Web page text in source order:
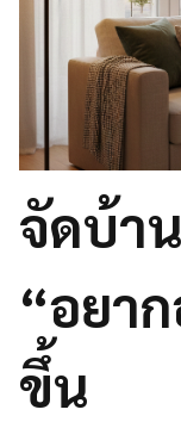
จัดบ้า
“อยา
ขึ้น